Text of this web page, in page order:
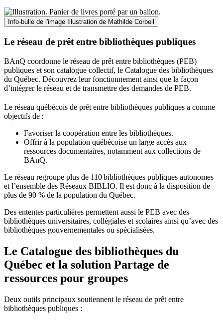
Info-bulle de l'image Illustration de Mathilde Corbeil
Le réseau de prêt entre bibliothèques publiques
BAnQ coordonne le réseau de prêt entre bibliothèques (PEB)
publiques et son catalogue collectif, le Catalogue des bibliothèques
du Québec. Découvrez leur fonctionnement ainsi que la façon
d’intégrer le réseau et de transmettre des demandes de PEB.
Le réseau québécois de prêt entre bibliothèques publiques a comme
objectifs de :
Favoriser la coopération entre les bibliothèques.
Offrir à la population québécoise un large accès aux
ressources documentaires, notamment aux collections de
BAnQ.
Le réseau regroupe plus de 110bibliothèques publiques autonomes
et l’ensemble des Réseaux BIBLIO. Il est donc à la disposition de
plus de 90 % de la population du Québec.
Des ententes particulières permettent aussi le PEB avec des
bibliothèques universitaires, collégiales et scolaires ainsi qu’avec des
bibliothèques gouvernementales ou spécialisées.
Le Catalogue des bibliothèques du
Québec et la solution Partage de
ressources pour groupes
Deux outils principaux soutiennent le réseau de prêt entre
bibliothèques publiques :